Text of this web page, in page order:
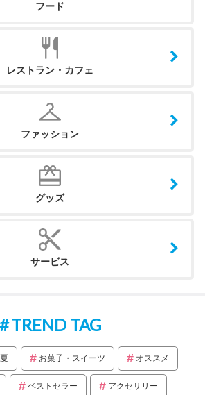
フード
レストラン・カフェ
ファッション
グッズ
サービス
TREND TAG
夏 お菓子・スイーツ オススメ
ベストセラー アクセサリー